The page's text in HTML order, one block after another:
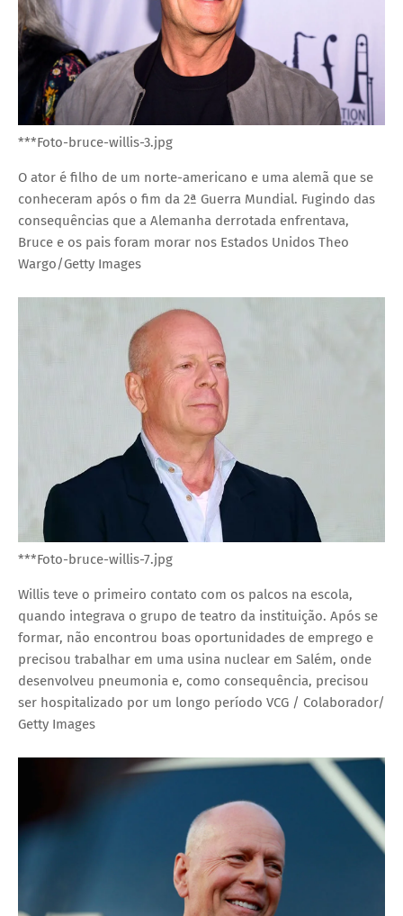
***Foto-bruce-willis-3.jpg
O ator é filho de um norte-americano e uma alemã que se
conheceram após o fim da 2ª Guerra Mundial. Fugindo das
consequências que a Alemanha derrotada enfrentava,
Bruce e os pais foram morar nos Estados Unidos Theo
Wargo/Getty Images
***Foto-bruce-willis-7.jpg
Willis teve o primeiro contato com os palcos na escola,
quando integrava o grupo de teatro da instituição. Após se
formar, não encontrou boas oportunidades de emprego e
precisou trabalhar em uma usina nuclear em Salém, onde
desenvolveu pneumonia e, como consequência, precisou
ser hospitalizado por um longo período VCG / Colaborador/
Getty Images